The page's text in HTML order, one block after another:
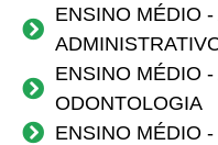
ENSINO MÉDIO
ENSINO MÉDIO
ODONTOLOGIA
ENSINO MÉDIO